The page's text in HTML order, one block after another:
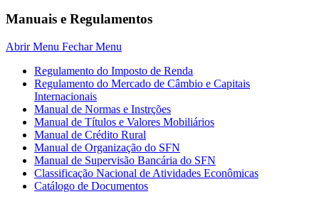
Manuais e Regulamentos
Abrir Menu Fechar Menu
Regulamento do Imposto de Renda
Regulamento do Mercado de Câmbio e Capitais
Internacionais
Manual de Normas e Instrções
Manual de Títulos e Valores Mobiliários
Manual de Crédito Rural
Manual de Organização do SFN
Manual de Supervisão Bancária do SFN
Classificação Nacional de Atividades Econômicas
Catálogo de Documentos